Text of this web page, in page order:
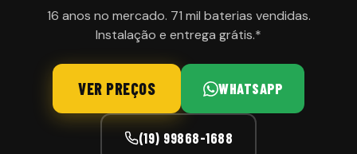
16 anos no mercado. 71 mil baterias vendidas.
Instalação e entrega grátis.*
VER PREÇOS WHATSAPP
(19) 99868-1688